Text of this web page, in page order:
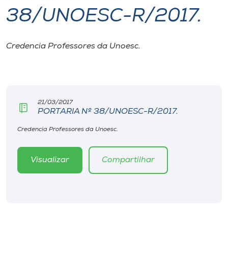
I.nova
CPA
Editora
38/UNOESC-R/2017.
Credencia Professores da Unoesc.
21/03/2017
PORTARIA Nº 38/UNOESC-R/2017.
Credencia Professores da Unoesc.
Visualizar Compartilhar